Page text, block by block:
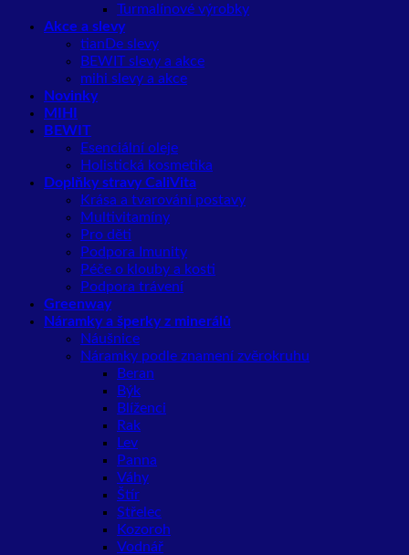
Turmalínové výrobky
Akce a slevy
tianDe slevy
BEWIT slevy a akce
mihi slevy a akce
Novinky
MIHI
BEWIT
Esenciální oleje
Holistická kosmetika
Doplňky stravy CaliVita
Krása a tvarování postavy
Multivitamíny
Pro děti
Podpora Imunity
Péče o klouby a kosti
Podpora trávení
Greenway
Náramky a šperky z minerálů
Náušnice
Náramky podle znamení zvěrokruhu
Beran
Býk
Blíženci
Rak
Lev
Panna
Váhy
Štír
Střelec
Kozoroh
Vodnář